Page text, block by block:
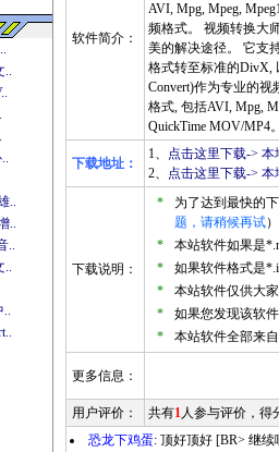
..
..
..
..
..
..
软件简介：
AVI, Mpg, Mpeg,
频格式。 视频转换大
美的解决途径。 它支
格式转至标准的DivX,
Convert)作为专业的
格式, 包括AVI, Mpg,
QuickTime MOV/MP4。
下载地址：
1、 点击这里下载-> 本
2、
点击这里下载-> 本
下载说明：
* 为了达到最快的
题，请稍候再试）
*
本站软件如果是
*
如果软件格式是
*
本站软件仅供大
*
如果您发现该软
*
本站软件全部来
更多信息：
用户评价： 共有1人参与评价，得
恐龙下鸡蛋: 顶好顶好 [BR> 继续